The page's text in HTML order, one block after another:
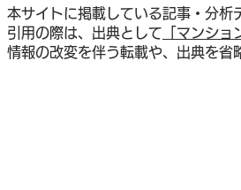
2026年秋マンション売却判
本サイトに掲載している記事・分析
引用の際は、出典として 「マンシ
情報の改変を伴う転載や、出典を省